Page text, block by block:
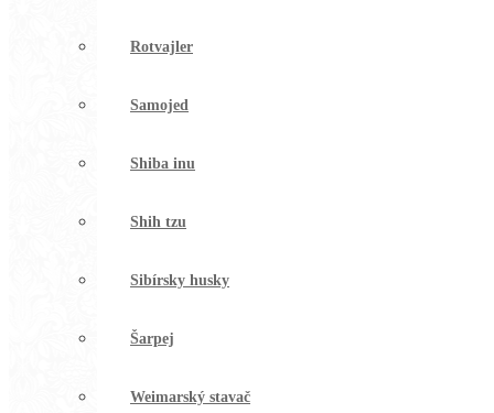
Rotvajler
Samojed
Shiba inu
Shih tzu
Sibírsky husky
Šarpej
Weimarský stavač